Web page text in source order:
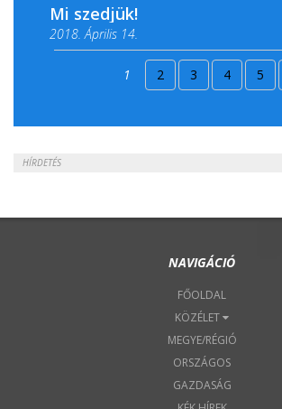
Mi szedjük!
2018. Április 14.
2018. Április 15.
1 2 3 4 5
HÍRDETÉS
NAVIGÁCIÓ
FŐOLDAL
KÖZÉLET
MEGYE/RÉGIÓ
ORSZÁGOS
GAZDASÁG